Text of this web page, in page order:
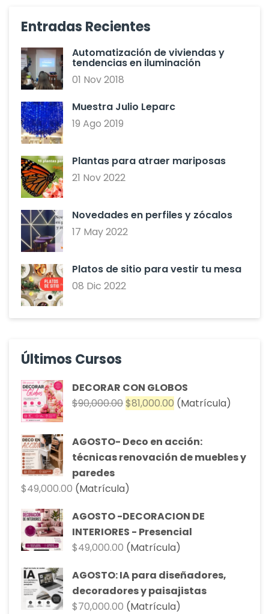
Entradas Recientes
Automatización de viviendas y
tendencias en iluminación
01 Nov 2018
Muestra Julio Leparc
19 Ago 2019
Plantas para atraer mariposas
21 Nov 2022
Novedades en perfiles y zócalos
17 May 2022
Platos de sitio para vestir tu mesa
08 Dic 2022
Últimos Cursos
DECORAR CON GLOBOS
$90,000.00El
era:
$90,000.00.
$81,000.00 El
actual
es:
$81,000.00.
(Matrícula)
AGOSTO- Deco en acción:
técnicas renovación de muebles y
paredes
$49,000.00 (Matrícula)
AGOSTO -DECORACION DE
INTERIORES - Presencial
$49,000.00 (Matrícula)
AGOSTO: IA para diseñadores,
decoradores y paisajistas
$70,000.00 (Matrícula)